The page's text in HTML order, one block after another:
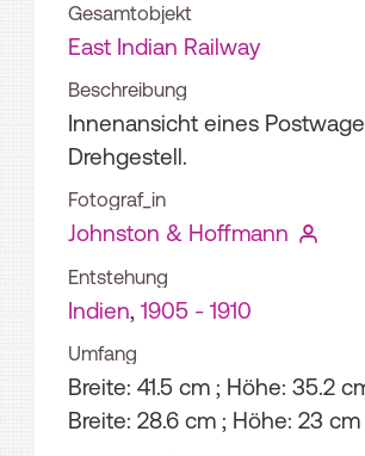
Gesamtobjekt
East Indian Railway
Beschreibung
Innenansicht eines
Drehgestell.
Fotograf_in
Johnston & Hoffmann
Entstehung
Indien, 1905 - 1910
Umfang
Breite: 41.5 cm ; Höhe: 35.2
Breite: 28.6 cm ; Höhe: 23 cm